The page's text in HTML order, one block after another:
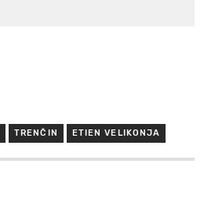
TRENČIN ETIEN VELIKONJA